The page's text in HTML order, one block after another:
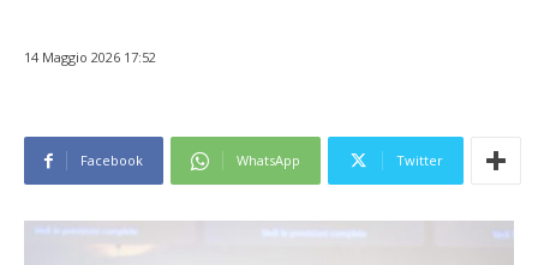
14 Maggio 2026 17:52
Facebook WhatsApp Twitter